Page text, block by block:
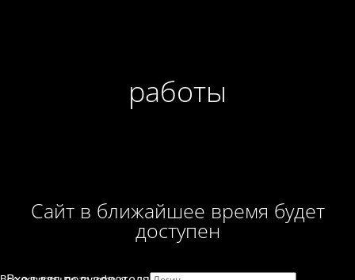
работы
Сайт в ближайшее время будет
доступен